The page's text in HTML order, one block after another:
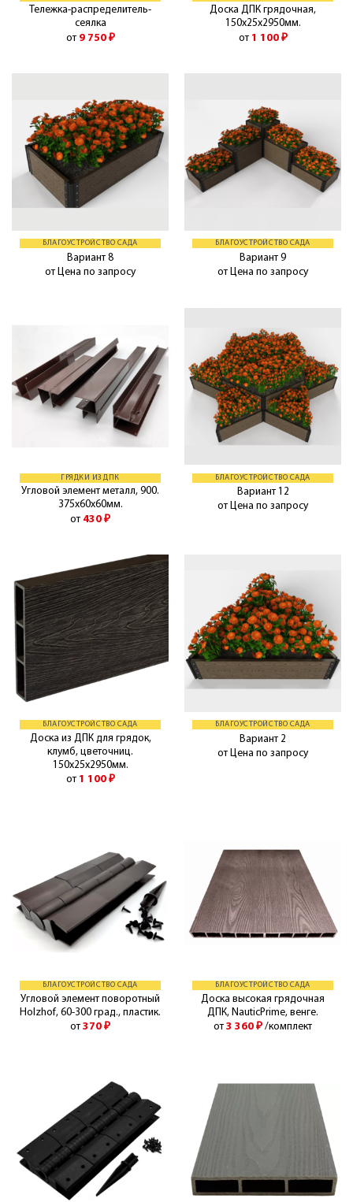
Тележка-распределитель-
сеялка
от 9 750 ₽
Доска ДПК грядочная,
150х25х2950мм.
от 1 100 ₽
БЛАГОУСТРОЙСТВО САДА
Вариант 8
от Цена по запросу
БЛАГОУСТРОЙСТВО САДА
Вариант 9
от Цена по запросу
ГРЯДКИ ИЗ ДПК
Угловой элемент металл, 900.
375х60х60мм.
от 430 ₽
БЛАГОУСТРОЙСТВО САДА
Вариант 12
от Цена по запросу
БЛАГОУСТРОЙСТВО САДА
Доска из ДПК для грядок,
клумб, цветочниц.
150х25х2950мм.
от 1 100 ₽
БЛАГОУСТРОЙСТВО САДА
Вариант 2
от Цена по запросу
БЛАГОУСТРОЙСТВО САДА
Угловой элемент поворотный
Holzhof, 60-300 град., пластик.
от 370 ₽
БЛАГОУСТРОЙСТВО САДА
Доска высокая грядочная
ДПК, NauticPrime, венге.
от 3 360 ₽ /комплект